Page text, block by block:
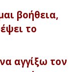
βοήθεια,
το
αγγίξω τον